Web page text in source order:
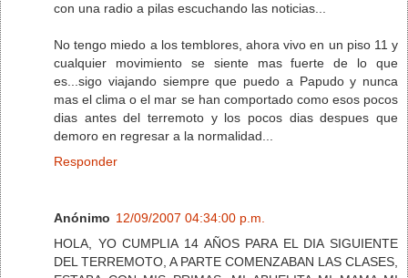
con una radio a pilas escuchando las noticias...
No tengo miedo a los temblores, ahora vivo en un piso 11 y
cualquier movimiento se siente mas fuerte de lo que
es...sigo viajando siempre que puedo a Papudo y nunca
mas el clima o el mar se han comportado como esos pocos
dias antes del terremoto y los pocos dias despues que
demoro en regresar a la normalidad...
Responder
Anónimo 12/09/2007 04:34:00 p.m.
HOLA, YO CUMPLIA 14 AÑOS PARA EL DIA SIGUIENTE
DEL TERREMOTO, A PARTE COMENZABAN LAS CLASES,